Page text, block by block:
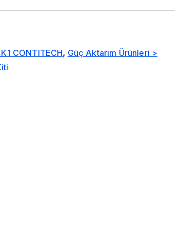
CONTITECH, Güç Aktarım Ürünleri >